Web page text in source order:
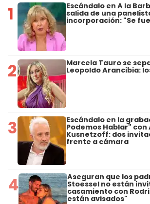
1 Escándalo en A la
salida de una
incorporación: "Se
2 Marcela Tauro se
Leopoldo Arancibia:
3 Escándalo en la
Podemos Hablar" con
Kusnetzoff: dos
frente a cámara
4 Aseguran que los
Stoessel no están
casamiento con
están avisados"